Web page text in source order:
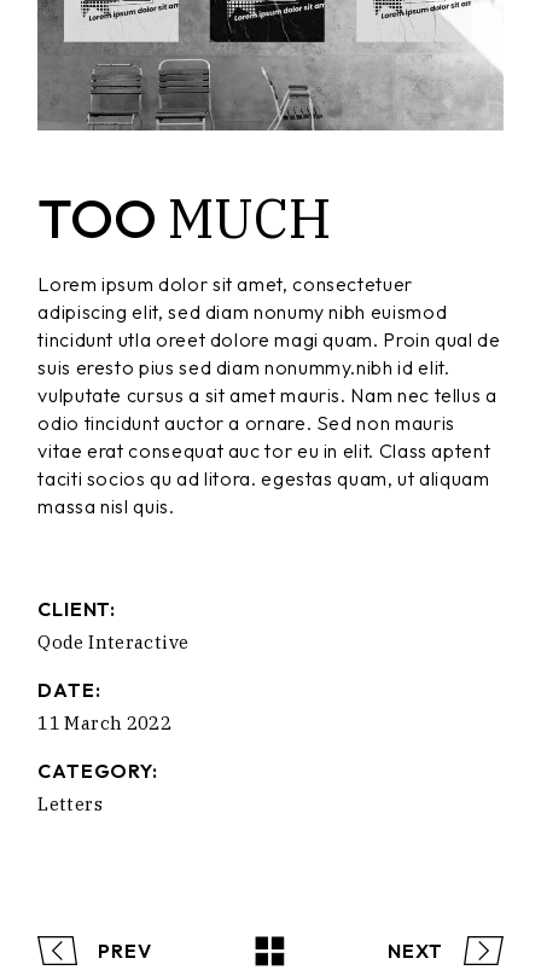
TOO MUCH
Lorem ipsum dolor sit amet, consectetuer
adipiscing elit, sed diam nonumy nibh euismod
tincidunt utla oreet dolore magi quam. Proin qual de
suis eresto pius sed diam nonummy.nibh id elit.
vulputate cursus a sit amet mauris. Nam nec tellus a
odio tincidunt auctor a ornare. Sed non mauris
vitae erat consequat auc tor eu in elit. Class aptent
taciti socios qu ad litora. egestas quam, ut aliquam
massa nisl quis.
CLIENT:
Qode Interactive
DATE:
11 March 2022
CATEGORY:
Letters
PREV NEXT